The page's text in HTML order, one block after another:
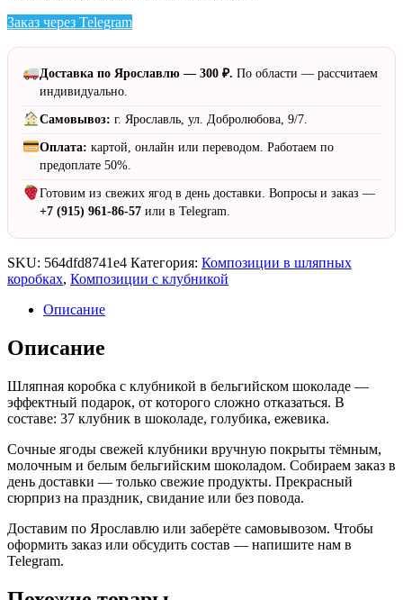
Заказ через Telegram
Доставка по Ярославлю — 300 ₽. По области — рассчитаем
индивидуально.
Самовывоз: г. Ярославль, ул. Добролюбова, 9/7.
Оплата: картой, онлайн или переводом. Работаем по
предоплате 50%.
Готовим из свежих ягод в день доставки. Вопросы и заказ —
+7 (915) 961-86-57 или в Telegram.
SKU: 564dfd8741e4 Категория: Композиции в шляпных
коробках, Композиции с клубникой
Описание
Описание
Шляпная коробка с клубникой в бельгийском шоколаде —
эффектный подарок, от которого сложно отказаться. В
составе: 37 клубник в шоколаде, голубика, ежевика.
Сочные ягоды свежей клубники вручную покрыты тёмным,
молочным и белым бельгийским шоколадом. Собираем заказ в
день доставки — только свежие продукты. Прекрасный
сюрприз на праздник, свидание или без повода.
Доставим по Ярославлю или заберёте самовывозом. Чтобы
оформить заказ или обсудить состав — напишите нам в
Telegram.